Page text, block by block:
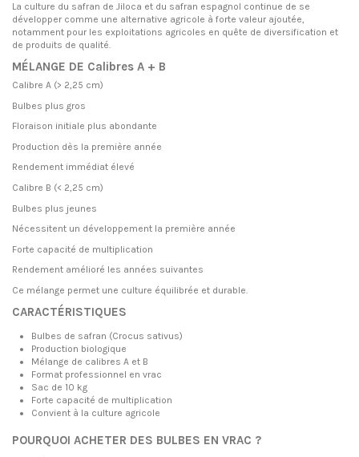
La culture du safran de Jiloca et du safran espagnol continue de se
développer comme une alternative agricole à forte valeur ajoutée,
notamment pour les exploitations agricoles en quête de diversification et
de produits de qualité.
MÉLANGE DE Calibres A + B
Calibre A (> 2,25 cm)
Bulbes plus gros
Floraison initiale plus abondante
Production dès la première année
Rendement immédiat élevé
Calibre B (< 2,25 cm)
Bulbes plus jeunes
Nécessitent un développement la première année
Forte capacité de multiplication
Rendement amélioré les années suivantes
Ce mélange permet une culture équilibrée et durable.
CARACTÉRISTIQUES
Bulbes de safran (Crocus sativus)
Production biologique
Mélange de calibres A et B
Format professionnel en vrac
Sac de 10 kg
Forte capacité de multiplication
Convient à la culture agricole
POURQUOI ACHETER DES BULBES EN VRAC ?